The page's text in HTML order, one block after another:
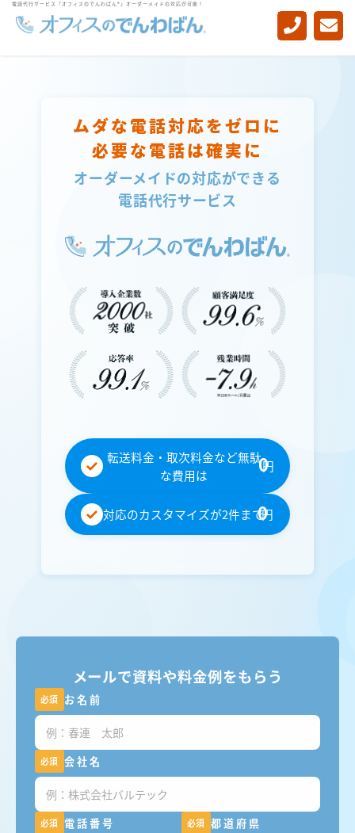
電話代行サービス「オフィスのでんわばん®」オーダーメイドの対応が可能！
-->
ムダな電話対応をゼロに
必要な電話は確実に
オーダーメイドの対応ができる
電話代行サービス
転送料金・取次料金など無駄
な費用は
0円
対応のカスタマイズが2件まで0円
メールで資料や料金例をもらう
必須 お名前
必須 会社名
必須 電話番号 必須 都道府県